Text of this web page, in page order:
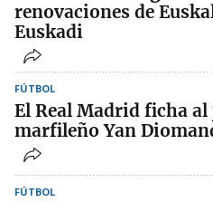
renovaciones de
Euskadi
FÚTBOL
El Real Madrid ficha
marfileño Yan
FÚTBOL